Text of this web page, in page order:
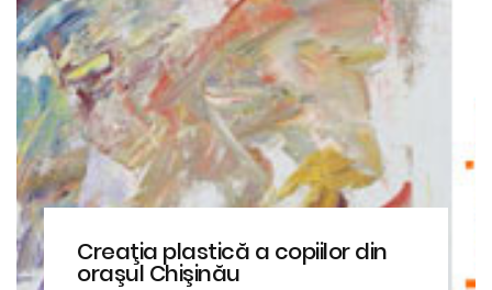
Creaţia plastică a copiilor din
oraşul Chişinău